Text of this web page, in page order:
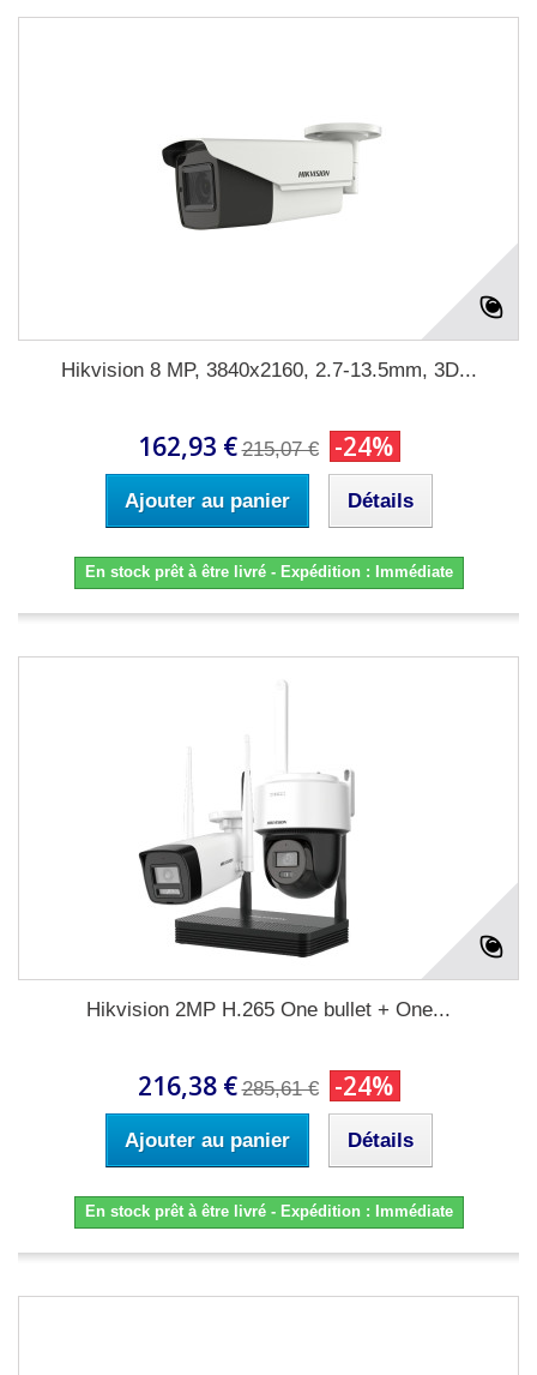
Hikvision 8 MP, 3840x2160, 2.7-13.5mm, 3D...
162,93 € 215,07 € -24%
Ajouter au panier Détails
En stock prêt à être livré - Expédition : Immédiate
Hikvision 2MP H.265 One bullet + One...
216,38 € 285,61 € -24%
Ajouter au panier Détails
En stock prêt à être livré - Expédition : Immédiate